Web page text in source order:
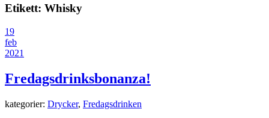
Etikett: Whisky
19
feb
2021
Fredagsdrinksbonanza!
kategorier: Drycker, Fredagsdrinken